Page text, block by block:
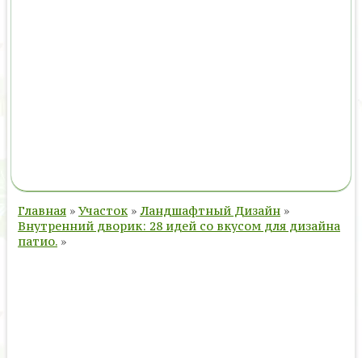
Главная »Участок » Ландшафтный Дизайн »
Внутренний дворик: 28 идей со вкусом для дизайна
патио. »